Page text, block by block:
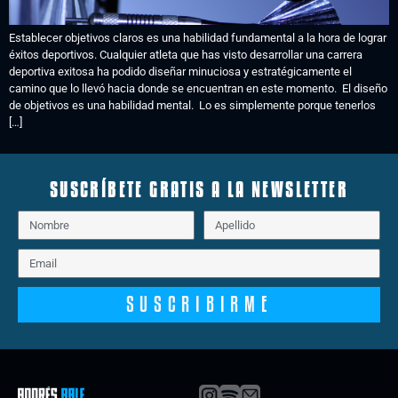
Establecer objetivos claros es una habilidad fundamental a la hora de lograr
éxitos deportivos. Cualquier atleta que has visto desarrollar una carrera
deportiva exitosa ha podido diseñar minuciosa y estratégicamente el
camino que lo llevó hacia donde se encuentran en este momento. El diseño
de objetivos es una habilidad mental. Lo es simplemente porque tenerlos
[…]
SUSCRÍBETE GRATIS A LA NEWSLETTER
SUSCRIBIRME